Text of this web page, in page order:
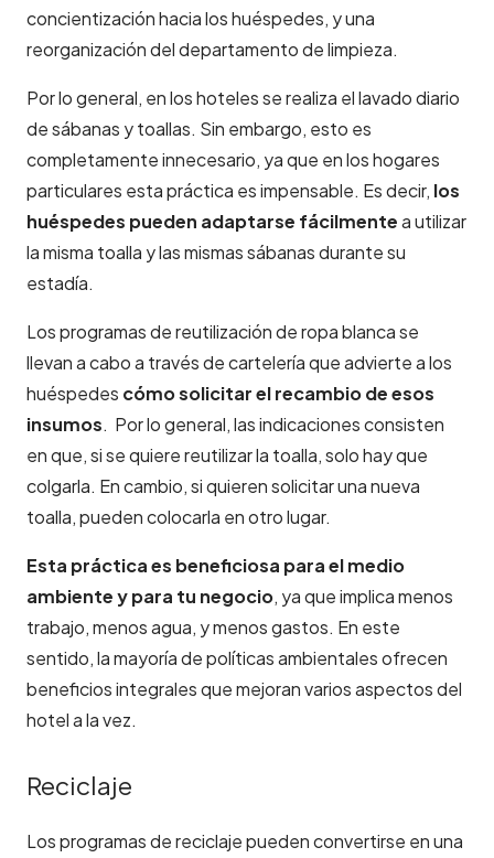
concientización hacia los huéspedes, y una
reorganización del departamento de limpieza.
Por lo general, en los hoteles se realiza el lavado diario
de sábanas y toallas. Sin embargo, esto es
completamente innecesario, ya que en los hogares
particulares esta práctica es impensable. Es decir, los
huéspedes pueden adaptarse fácilmentea utilizar
la misma toalla y las mismas sábanas durante su
estadía.
Los programas de reutilización de ropa blanca se
llevan a cabo a través de cartelería que advierte a los
huéspedes cómo solicitar el recambio de esos
insumos. Por lo general, las indicaciones consisten
en que, si se quiere reutilizar la toalla, solo hay que
colgarla. En cambio, si quieren solicitar una nueva
toalla, pueden colocarla en otro lugar.
Esta práctica es beneficiosa para el medio
ambiente y para tu negocio, ya que implica menos
trabajo, menos agua, y menos gastos. En este
sentido, la mayoría de políticas ambientales ofrecen
beneficios integrales que mejoran varios aspectos del
hotel a la vez.
Reciclaje
Los programas de reciclaje pueden convertirse en una